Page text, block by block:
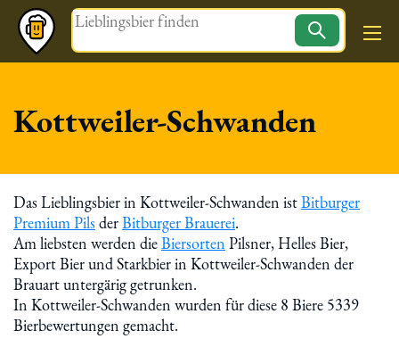
Magazin
Kottweiler-Schwanden
Das Lieblingsbier in Kottweiler-Schwanden istBitburger
Premium PilsderBitburger Brauerei.
Am liebsten werden dieBiersorten Pilsner, Helles Bier,
Export Bier und Starkbier in Kottweiler-Schwanden der
Brauart untergärig getrunken.
In Kottweiler-Schwanden wurden für diese 8 Biere 5339
Bierbewertungen gemacht.